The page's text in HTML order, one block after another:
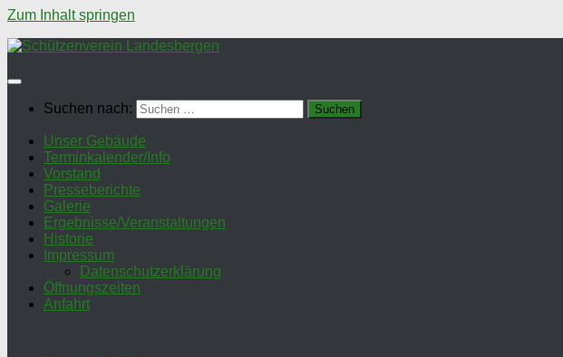
Zum Inhalt springen
Suchen nach:
Unser Gebäude
Terminkalender/Info
Vorstand
Presseberichte
Galerie
Ergebnisse/Veranstaltungen
Historie
Impressum
Datenschutzerklärung
Öffnungszeiten
Anfahrt